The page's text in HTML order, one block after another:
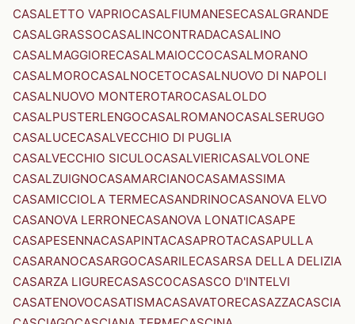
CASALETTO VAPRIOCASALFIUMANESECASALGRANDE
CASALGRASSOCASALINCONTRADACASALINO
CASALMAGGIORECASALMAIOCCOCASALMORANO
CASALMOROCASALNOCETOCASALNUOVO DI NAPOLI
CASALNUOVO MONTEROTAROCASALOLDO
CASALPUSTERLENGOCASALROMANOCASALSERUGO
CASALUCECASALVECCHIO DI PUGLIA
CASALVECCHIO SICULOCASALVIERICASALVOLONE
CASALZUIGNOCASAMARCIANOCASAMASSIMA
CASAMICCIOLA TERMECASANDRINOCASANOVA ELVO
CASANOVA LERRONECASANOVA LONATICASAPE
CASAPESENNACASAPINTACASAPROTACASAPULLA
CASARANOCASARGOCASARILECASARSA DELLA DELIZIA
CASARZA LIGURECASASCOCASASCO D'INTELVI
CASATENOVOCASATISMACASAVATORECASAZZACASCIA